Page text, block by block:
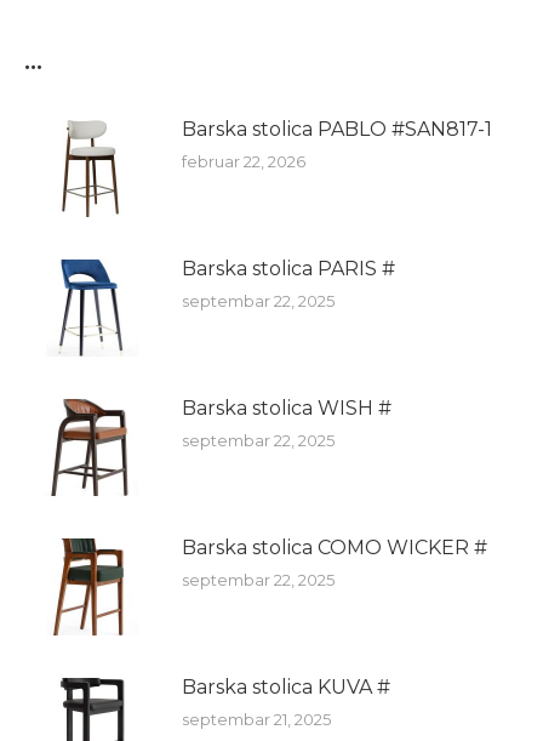
...
Barska stolica PABLO #SAN817-1
februar 22, 2026
Barska stolica PARIS #
septembar 22, 2025
Barska stolica WISH #
septembar 22, 2025
Barska stolica COMO WICKER #
septembar 22, 2025
Barska stolica KUVA #
septembar 21, 2025